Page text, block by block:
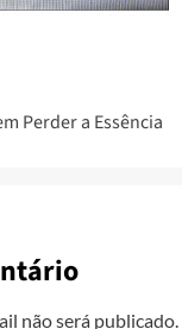
Perder a Essência
não será publicado.